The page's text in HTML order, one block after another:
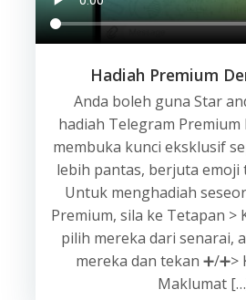
Hadiah Premium
Anda boleh guna Star
hadiah Telegram Premium
membuka kunci eksklusif
lebih pantas, berjuta emoji
Untuk menghadiah
Premium, sila ke Tetapan >
pilih mereka dari senarai,
mereka dan tekan ➕/➕>
Maklumat